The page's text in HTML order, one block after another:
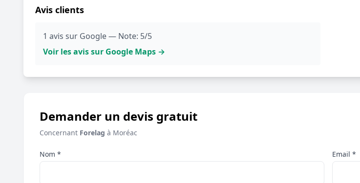
Avis clients
1 avis sur Google — Note: 5/5
Voir les avis sur Google Maps →
Demander un devis gratuit
Concernant Forelag à Moréac
Nom * Email *